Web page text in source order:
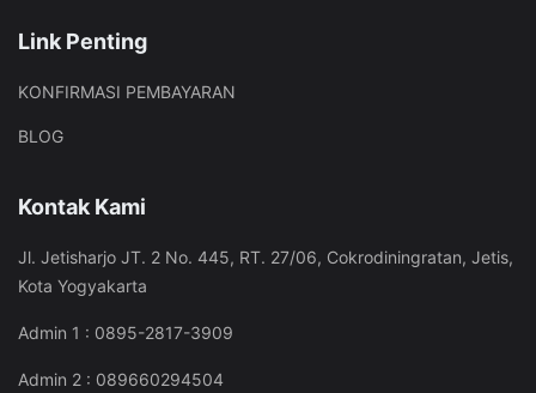
Link Penting
KONFIRMASI PEMBAYARAN
BLOG
Kontak Kami
Jl. Jetisharjo JT. 2 No. 445, RT. 27/06, Cokrodiningratan, Jetis,
Kota Yogyakarta
Admin 1 : 0895-2817-3909
Admin 2 : 089660294504